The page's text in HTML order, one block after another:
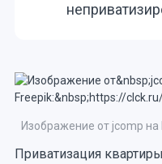
Изображение от jcomp
Приватизация